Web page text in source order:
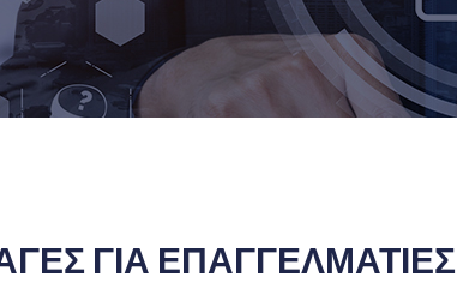
ΓΙΑ ΕΠΑΓΓΕΛΜΑΤΙΕΣ